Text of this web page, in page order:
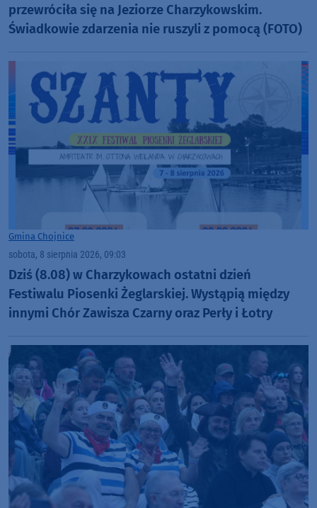
przewróciła się na Jeziorze Charzykowskim.
Świadkowie zdarzenia nie ruszyli z pomocą (FOTO)
Gmina Chojnice
sobota, 8 sierpnia 2026, 09:03
Dziś (8.08) w Charzykowach ostatni dzień
Festiwalu Piosenki Żeglarskiej. Wystąpią między
innymi Chór Zawisza Czarny oraz Perły i Łotry